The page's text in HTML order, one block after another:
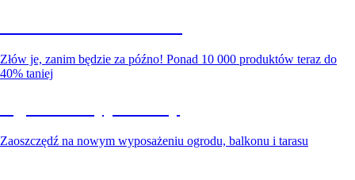
Złów je, zanim będzie za późno! Ponad 10 000 produktów teraz do
40% taniej
Zaoszczędź na nowym wyposażeniu ogrodu, balkonu i tarasu